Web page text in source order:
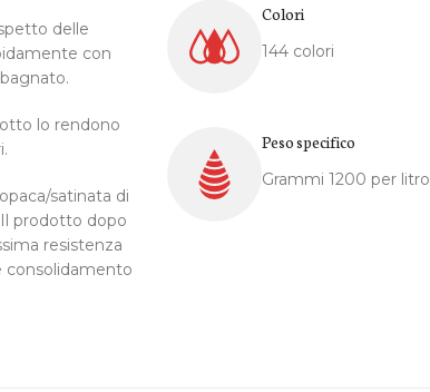
delle
con
lo rendono
satinata di
prodotto dopo
resistenza
consolidamento
Colori
144 colori
Peso specifico
Grammi 1200 per litro